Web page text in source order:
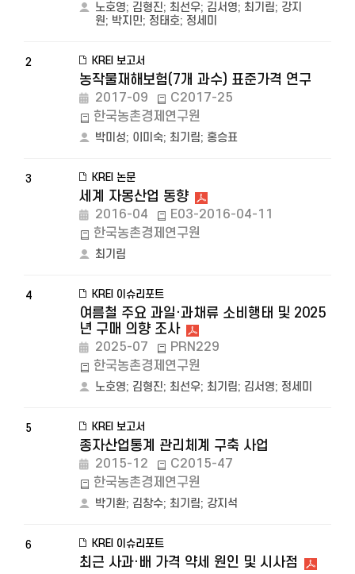
노호영; 김형진; 최선우; 김서영; 최기림; 강지
원; 박지민; 정태호; 정세미
2 KREI 보고서
농작물재해보험(7개 과수) 표준가격 연구
2017-09
C2017-25
한국농촌경제연구원
박미성; 이미숙; 최기림; 홍승표
3 KREI 논문
세계 자몽산업 동향
2016-04
E03-2016-04-11
한국농촌경제연구원
최기림
4 KREI 이슈리포트
여름철 주요 과일·과채류 소비행태 및 2025
년 구매 의향 조사
2025-07
PRN229
한국농촌경제연구원
노호영; 김형진; 최선우; 최기림; 김서영; 정세미
5 KREI 보고서
종자산업통계 관리체계 구축 사업
2015-12
C2015-47
한국농촌경제연구원
박기환; 김창수; 최기림; 강지석
6 KREI 이슈리포트
최근 사과·배 가격 약세 원인 및 시사점